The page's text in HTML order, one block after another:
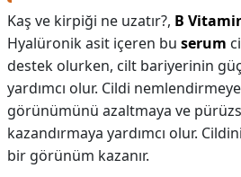
Kaş ve kirpiği ne uzatır?, B
Hyalüronik asit içeren bu serum
destek olurken, cilt bariyerinin
yardımcı olur. Cildi nemlendirmeye,
görünümünü azaltmaya ve
kazandırmaya yardımcı olur.
bir görünüm kazanır.